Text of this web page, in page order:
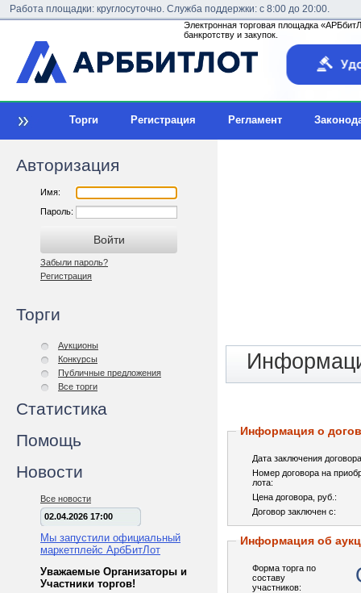
Работа площадки: круглосуточно. Служба поддержки: с 8:00 до 20:00.
Электронная торговая площадка
банкротству и закупок.
Торги Регистрация Регламент
Авторизация
Имя:
Пароль:
Забыли пароль?
Регистрация
Торги
Аукционы
Конкурсы
Публичные предложения
Все торги
Статистика
Помощь
Новости
Все новости
02.04.2026 17:00
Мы запустили официальный
маркетплейс АрбБитЛот
Уважаемые Организаторы и
Участники торгов!
Информация о
Дата заключения
Номер договора на
лота:
Цена договора, pуб.:
Договор заключен с:
Информация об
Форма торга по
составу
участников: